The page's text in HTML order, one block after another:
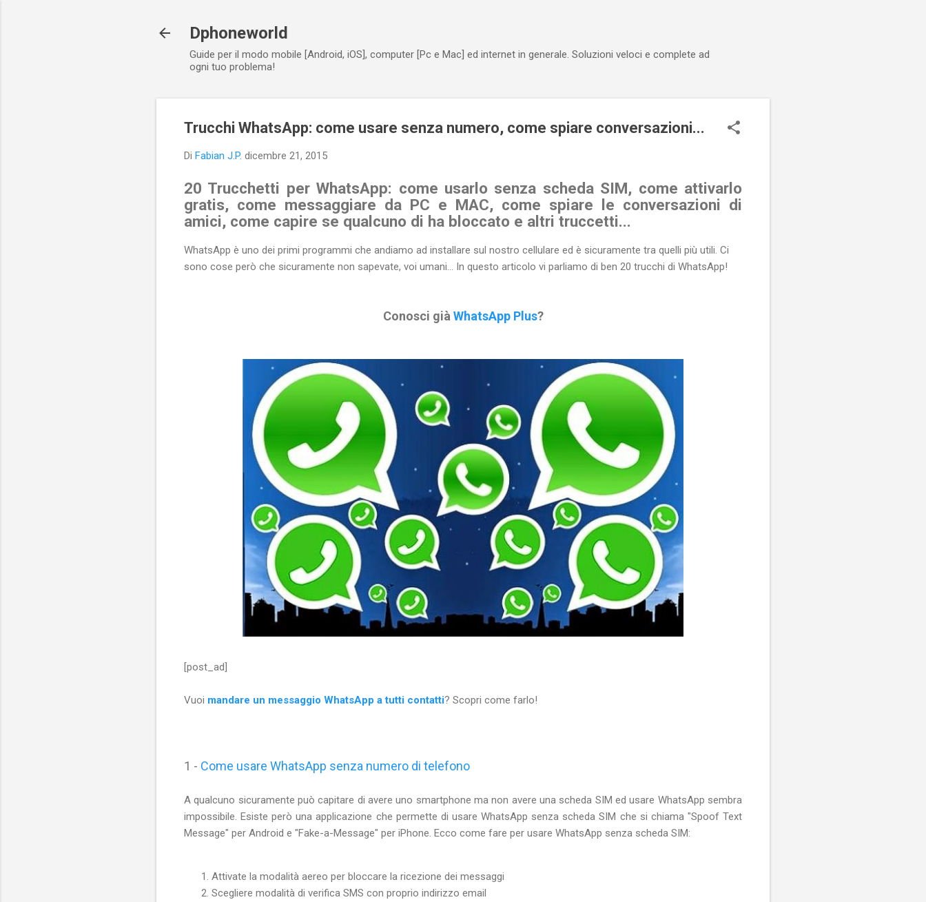
Dphoneworld
Guide per il modo mobile [Android, iOS], computer [Pc e Mac] ed internet in generale. Soluzioni veloci e complete ad
ogni tuo problema!
Trucchi WhatsApp: come usare senza numero, come spiare conversazioni...
Di Fabian J.P. dicembre 21, 2015
20 Trucchetti per WhatsApp: come usarlo senza scheda SIM, come attivarlo
gratis, come messaggiare da PC e MAC, come spiare le conversazioni di
amici, come capire se qualcuno di ha bloccato e altri truccetti...
WhatsApp è uno dei primi programmi che andiamo ad installare sul nostro cellulare ed è sicuramente tra quelli più utili. Ci
sono cose però che sicuramente non sapevate, voi umani... In questo articolo vi parliamo di ben 20 trucchi di WhatsApp!
Conosci già WhatsApp Plus?
[post_ad]
Vuoi mandare un messaggio WhatsApp a tutti contatti? Scopri come farlo!
1 - Come usare WhatsApp senza numero di telefono
A qualcuno sicuramente può capitare di avere uno smartphone ma non avere una scheda SIM ed usare WhatsApp sembra
impossibile. Esiste però una applicazione che permette di usare WhatsApp senza scheda SIM che si chiama "Spoof Text
Message" per Android e "Fake-a-Message" per iPhone. Ecco come fare per usare WhatsApp senza scheda SIM:
Attivate la modalità aereo per bloccare la ricezione dei messaggi
Scegliere modalità di verifica SMS con proprio indirizzo email